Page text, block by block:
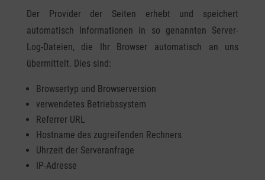
Der Provider der Seiten erhebt und speichert
automatisch Informationen in so genannten Server-
Log-Dateien, die Ihr Browser automatisch an uns
übermittelt. Dies sind:
Browsertyp und Browserversion
verwendetes Betriebssystem
Referrer URL
Hostname des zugreifenden Rechners
Uhrzeit der Serveranfrage
IP-Adresse